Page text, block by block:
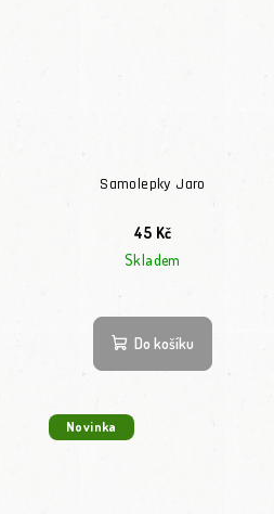
Samolepky Jaro
45 Kč
Skladem
Do košíku
Novinka